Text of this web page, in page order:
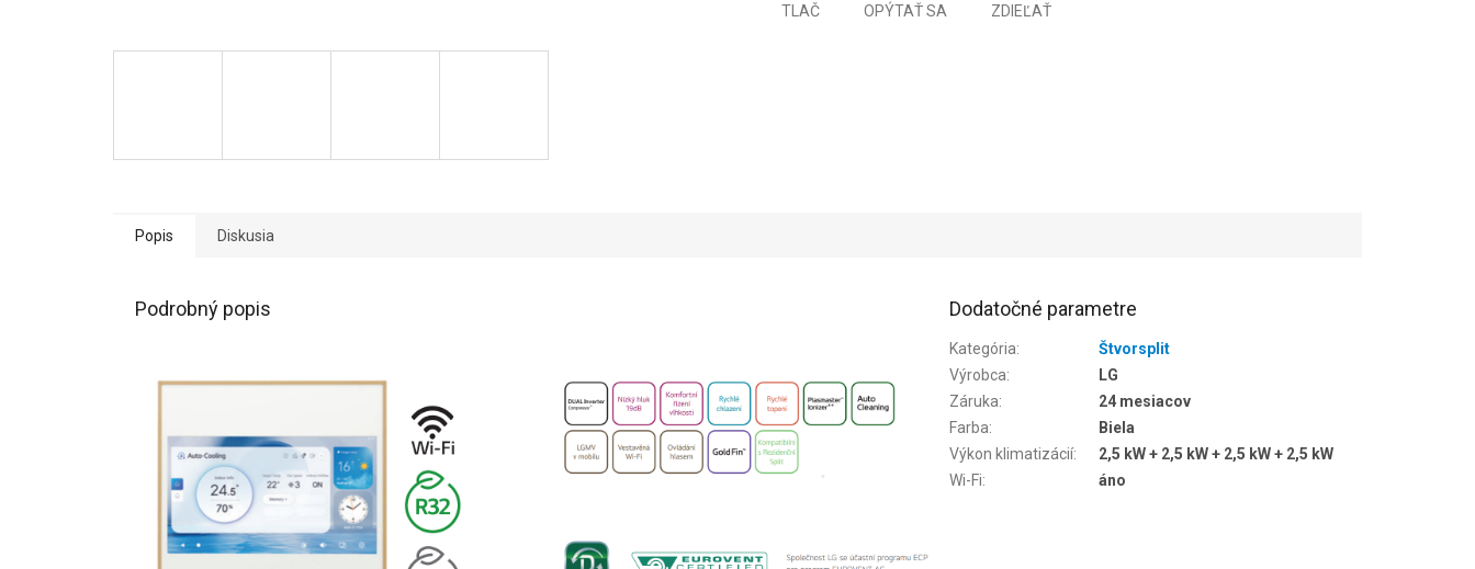
TLAČ OPÝTAŤ SA ZDIEĽAŤ
Popis Diskusia
Podrobný popis Dodatočné parametre
Kategória:
Štvorsplit
Výrobca:
LG
Záruka:
24 mesiacov
Farba:
Biela
Výkon klimatizácií:
2,5 kW + 2,5 kW + 2,5 kW + 2,5 kW
Wi-Fi: áno